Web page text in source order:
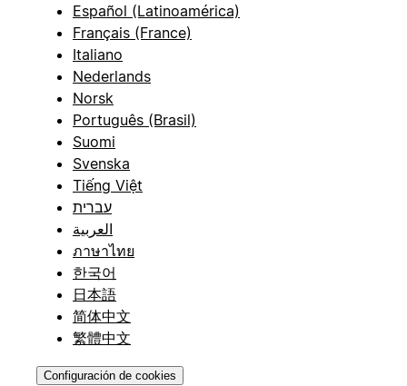
Español (Latinoamérica)
Français (France)
Italiano
Nederlands
Norsk
Português (Brasil)
Suomi
Svenska
Tiếng Việt
עברית
العربية
ภาษาไทย
한국어
日本語
简体中文
繁體中文
Configuración de cookies